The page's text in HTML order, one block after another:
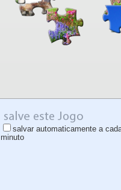
salvar automaticamente a
minuto